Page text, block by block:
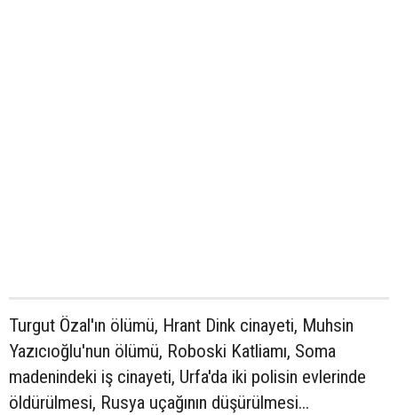
Turgut Özal'ın ölümü, Hrant Dink cinayeti, Muhsin
Yazıcıoğlu'nun ölümü, Roboski Katliamı, Soma
madenindeki iş cinayeti, Urfa'da iki polisin evlerinde
öldürülmesi, Rusya uçağının düşürülmesi...